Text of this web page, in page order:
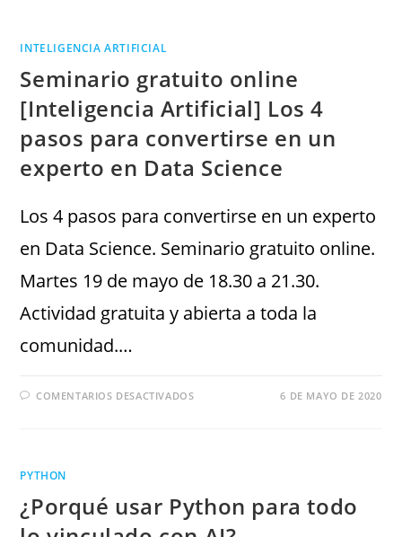
INTELIGENCIA ARTIFICIAL
Seminario gratuito online
[Inteligencia Artificial] Los 4
pasos para convertirse en un
experto en Data Science
Los 4 pasos para convertirse en un experto
en Data Science. Seminario gratuito online.
Martes 19 de mayo de 18.30 a 21.30.
Actividad gratuita y abierta a toda la
comunidad.…
COMENTARIOS DESACTIVADOS 6 DE MAYO DE 2020
PYTHON
¿Porqué usar Python para todo